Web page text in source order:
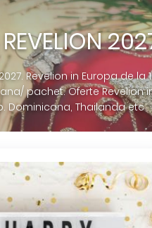
Revelion in Europa de
pachet. Oferte Revelion
Dominicana, Thailanda etc